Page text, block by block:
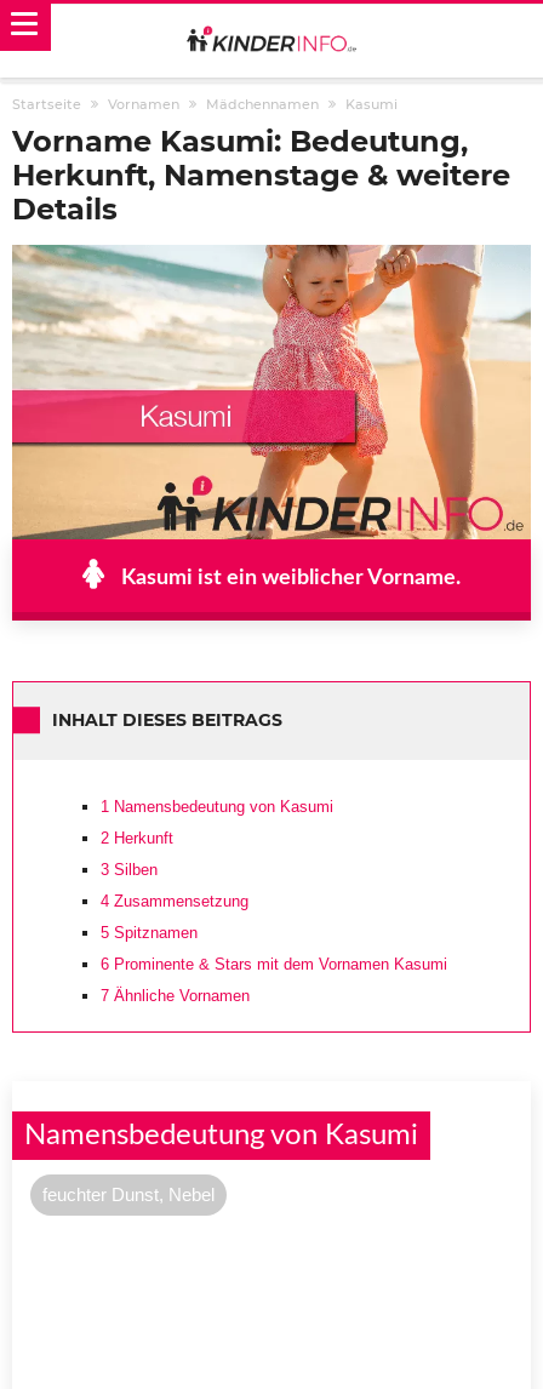
Startseite Vornamen Mädchennamen Kasumi
Vorname Kasumi: Bedeutung,
Herkunft, Namenstage & weitere
Details
Kasumi ist ein weiblicher Vorname.
INHALT DIESES BEITRAGS
1 Namensbedeutung von Kasumi
2 Herkunft
3 Silben
4 Zusammensetzung
5 Spitznamen
6 Prominente & Stars mit dem Vornamen Kasumi
7 Ähnliche Vornamen
Namensbedeutung von Kasumi
feuchter Dunst, Nebel